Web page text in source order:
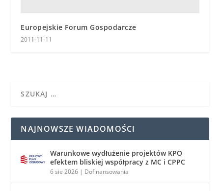
Europejskie Forum Gospodarcze
2011-11-11
NAJNOWSZE WIADOMOŚCI
Warunkowe wydłużenie projektów KPO
efektem bliskiej współpracy z MC i CPPC
6 sie 2026 | Dofinansowania